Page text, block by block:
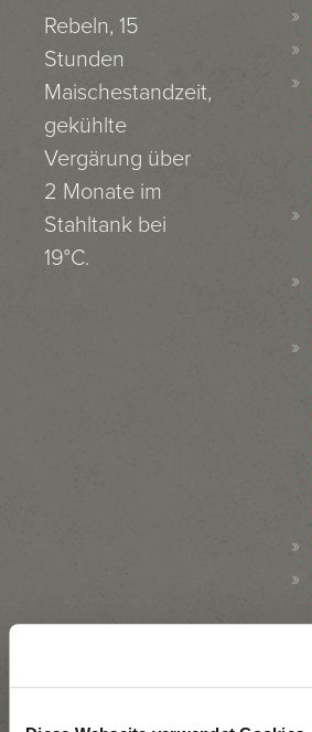
Rebeln, 15
Stunden
Maischestandzeit,
gekühlte
Vergärung über
2 Monate im
Stahltank bei
19°C.